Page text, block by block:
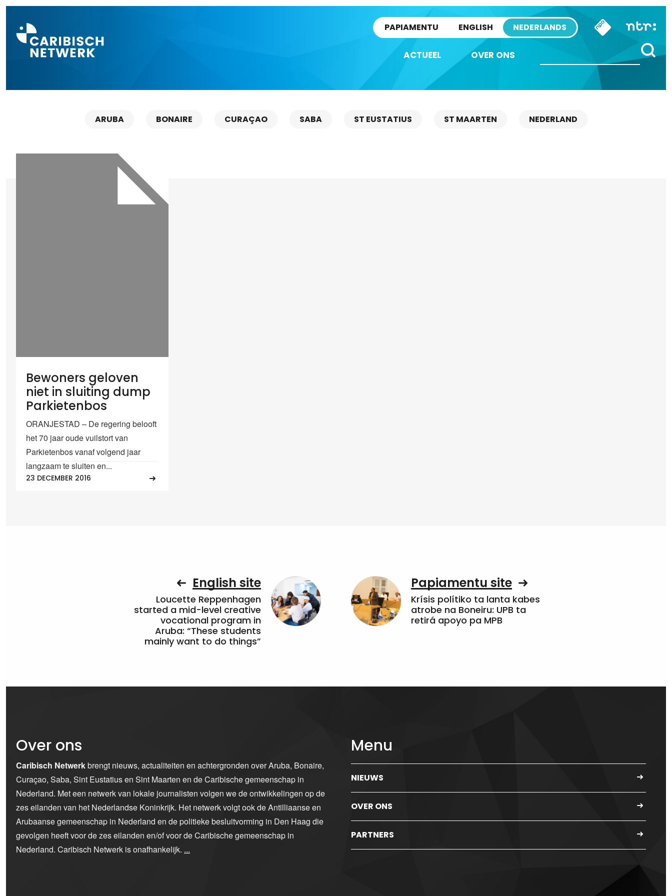
PAPIAMENTU ENGLISH NEDERLANDS
ACTUEEL OVER ONS
ARUBA BONAIRE CURAÇAO SABA ST EUSTATIUS ST MAARTEN NEDERLAND
Bewoners geloven
niet in sluiting dump
Parkietenbos
ORANJESTAD – De regering belooft
het 70 jaar oude vuilstort van
Parkietenbos vanaf volgend jaar
langzaam te sluiten en...
23 DECEMBER 2016
English site
Loucette Reppenhagen
started a mid-level creative
vocational program in
Aruba: “These students
mainly want to do things”
Papiamentu site
Krísis polítiko ta lanta kabes
atrobe na Boneiru: UPB ta
retirá apoyo pa MPB
Over ons
Caribisch Netwerkbrengt nieuws, actualiteiten en achtergronden over Aruba, Bonaire,
Curaçao, Saba, Sint Eustatius en Sint Maarten en de Caribische gemeenschap in
Nederland. Met een netwerk van lokale journalisten volgen we de ontwikkelingen op de
zes eilanden van het Nederlandse Koninkrijk. Het netwerk volgt ook de Antilliaanse en
Arubaanse gemeenschap in Nederland en de politieke besluitvorming in Den Haag die
gevolgen heeft voor de zes eilanden en/of voor de Caribische gemeenschap in
Nederland. Caribisch Netwerk is onafhankelijk. ...
Menu
NIEUWS
OVER ONS
PARTNERS